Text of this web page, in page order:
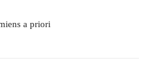
a priori